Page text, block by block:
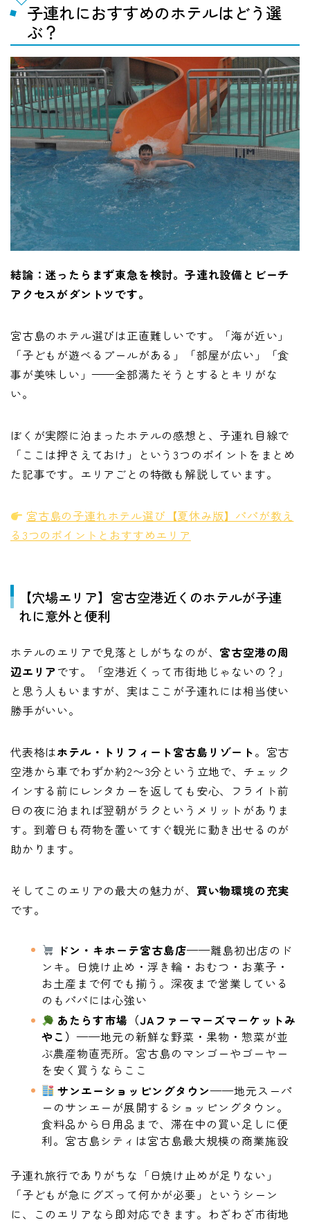
子連れにおすすめのホテルはどう選
ぶ？
結論：迷ったらまず東急を検討。子連れ設備とビーチ
アクセスがダントツです。
宮古島のホテル選びは正直難しいです。「海が近い」
「子どもが遊べるプールがある」「部屋が広い」「食
事が美味しい」——全部満たそうとするとキリがな
い。
ぼくが実際に泊まったホテルの感想と、子連れ目線で
「ここは押さえておけ」という3つのポイントをまとめ
た記事です。エリアごとの特徴も解説しています。
宮古島の子連れホテル選び【夏休み版】パパが教え
る3つのポイントとおすすめエリア
【穴場エリア】宮古空港近くのホテルが子連
れに意外と便利
ホテルのエリアで見落としがちなのが、 宮古空港の周
辺エリア です。「空港近くって市街地じゃないの？」
と思う人もいますが、実はここが子連れには相当使い
勝手がいい。
代表格はホテル・トリフィート宮古島リゾート。宮古
空港から車でわずか約2〜3分という立地で、チェック
インする前にレンタカーを返しても安心、フライト前
日の夜に泊まれば翌朝がラクというメリットがありま
す。到着日も荷物を置いてすぐ観光に動き出せるのが
助かります。
そしてこのエリアの最大の魅力が、 買い物環境の充実
です。
ドン・キホーテ宮古島店——離島初出店のド
ンキ。日焼け止め・浮き輪・おむつ・お菓子・
お土産まで何でも揃う。深夜まで営業している
のもパパには心強い
あたらす市場（JAファーマーズマーケットみ
やこ）——地元の新鮮な野菜・果物・惣菜が並
ぶ農産物直売所。宮古島のマンゴーやゴーヤー
を安く買うならここ
サンエーショッピングタウン——地元スーパ
ーのサンエーが展開するショッピングタウン。
食料品から日用品まで、滞在中の買い足しに便
利。宮古島シティは宮古島最大規模の商業施設
子連れ旅行でありがちな「日焼け止めが足りない」
「子どもが急にグズって何かが必要」というシーン
に、このエリアなら即対応できます。わざわざ市街地